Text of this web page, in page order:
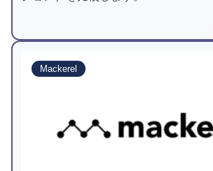
Mackerel